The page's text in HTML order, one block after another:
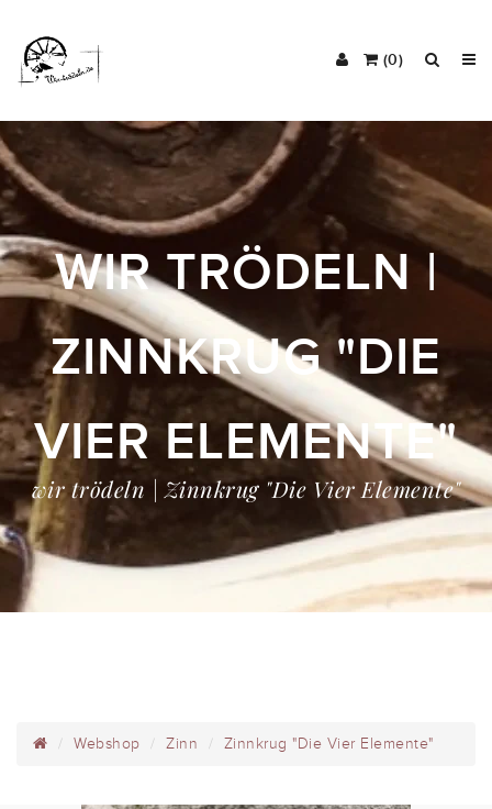
(0)
WIR TRÖDELN |
ZINNKRUG "DIE
VIER ELEMENTE"
wir trödeln | Zinnkrug "Die Vier Elemente"
Webshop Zinn Zinnkrug "Die Vier Elemente"